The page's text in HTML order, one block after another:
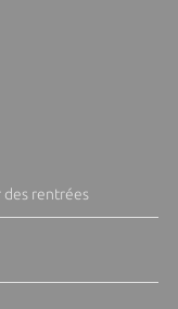
des rentrées